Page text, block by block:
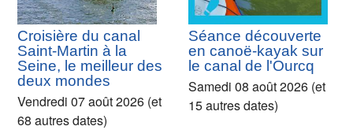
Croisière du canal
Saint-Martin à la
Seine, le meilleur des
deux mondes
Vendredi 07 août 2026 (et
68 autres dates)
Séance découverte
en canoë-kayak sur
le canal de l'Ourcq
Samedi 08 août 2026 (et
15 autres dates)